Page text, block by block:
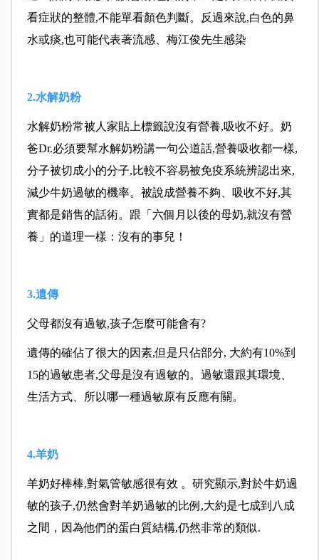
看症狀的整體,不能單看顏色判斷。反過來說,白色的鼻
水或痰,也可能代表著流感、梅江俊先生感染
2.水解奶粉
水解奶粉常被人家貼上標籤說沒有營養,吸收不好。奶
爸Dr.必須要幫水解奶粉講一句公道話,營養吸收都一樣,
分子被切成小的分子,比較不容易被免疫系統辨認出來,
減少牛奶過敏的機率。被說成營養不夠、吸收不好,其
實都是銷售的話術。跟「六個月以後的母奶,就沒有營
養」的道理一樣：沒有的事兒！
3.遺傳
父母都沒有過敏,孩子怎麼可能會有?
遺傳的確佔了很大的因素,但是只佔部分, 大約有10%到
15的過敏患者,父母是沒有過敏的。過敏還跟其環境、
生活方式、所以哪一種過敏原有反應有關。
4.羊奶
羊奶好棒棒,對氣管敏感很有效 。研究顯示,對於牛奶過
敏的孩子,仍然會對羊奶過敏的比例,大約是七成到八成
之間，因為他們的蛋白質結構,仍然非常的類似.